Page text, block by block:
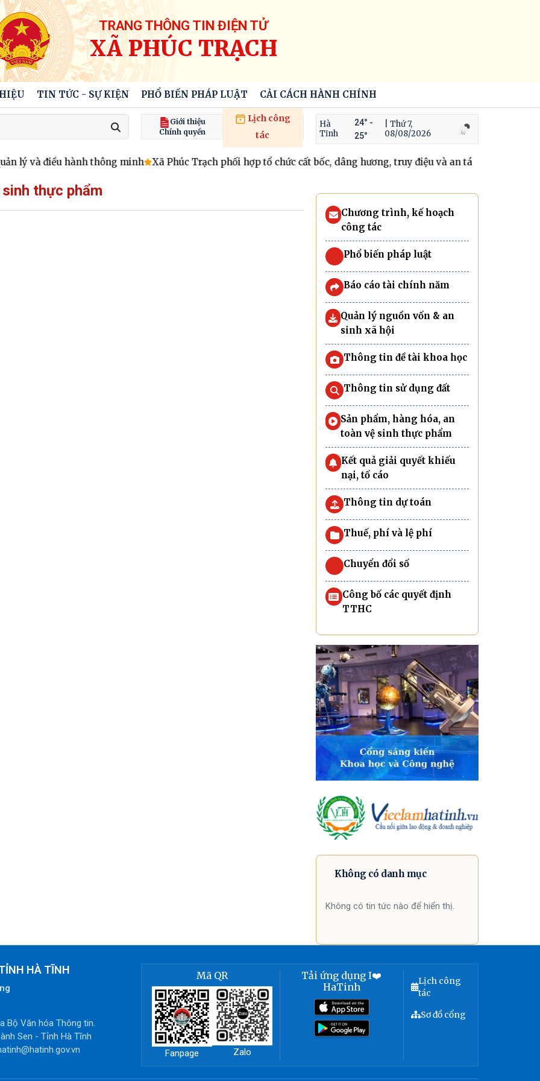
TRANG THÔNG TIN ĐIỆN TỬ
XÃ PHÚC TRẠCH
TIN TỨC - SỰ KIỆN PHỔ BIẾN PHÁP LUẬT CẢI CÁCH HÀNH CHÍNH
Giới thiệu
Chính quyền
Lịch công
tác
Hà
Tĩnh
24° -
25°
| Thứ 7,
08/08/2026
lý và điều hành thông minh Xã Phúc Trạch phối hợp tổ chức cất bốc, dâng hương, truy điệu và an táng 02 hài cốt
thực phẩm
Chương trình, kế hoạch
công tác
Phổ biến pháp luật
Báo cáo tài chính năm
Quản lý nguồn vốn & an
sinh xã hội
Thông tin đề tài khoa học
Thông tin sử dụng đất
Sản phẩm, hàng hóa, an
toàn vệ sinh thực phẩm
Kết quả giải quyết khiếu
nại, tố cáo
Thông tin dự toán
Thuế, phí và lệ phí
Chuyển đổi số
Công bố các quyết định
TTHC
Không có danh mục
Không có tin tức nào để hiển thị.
HÀ TĨNH
Bộ Văn hóa Thông tin.
Sen - Tỉnh Hà Tĩnh
Mã QR
Fanpage Zalo
Tải ứng dụng I❤️
HaTinh
Lịch công
tác
Sơ đồ cổng